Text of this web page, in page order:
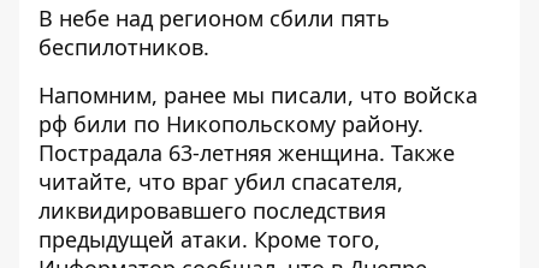
В небе над регионом сбили пять
беспилотников.
Напомним, ранее мы писали, что войска
рф били по Никопольскому району.
Пострадала 63-летняя женщина. Также
читайте, что враг убил спасателя,
ликвидировавшего последствия
предыдущей атаки. Кроме того,